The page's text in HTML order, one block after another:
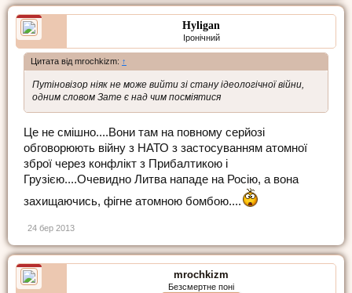
Hyligan
Іронічний
Цитата від mrochkizm: ↑
Путіновізор ніяк не може вийти зі стану ідеологічної війни,
одним словом Зате є над чим посміятися
Це не смішно....Вони там на повному серйозі
обговорюють війну з НАТО з застосуванням атомної
зброї через конфлікт з Прибалтикою і
Грузією....Очевидно Литва нападе на Росію, а вона
захищаючись, фігне атомною бомбою....
24 бер 2013
mrochkizm
Безсмертне поні